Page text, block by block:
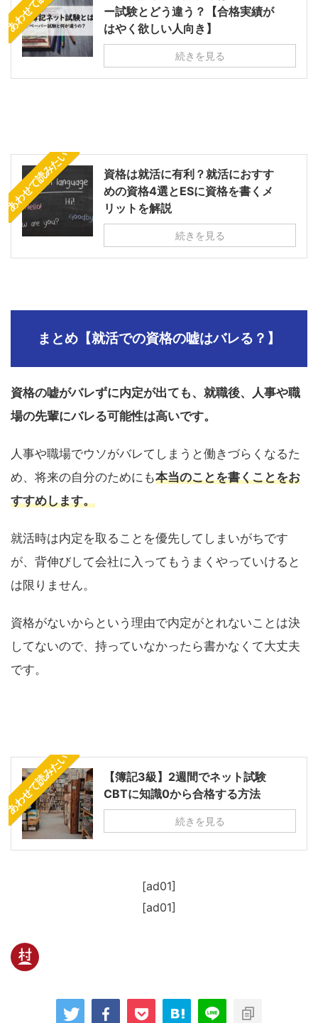
ー試験とどう違う？【合格実績が
はやく欲しい人向き】
続きを見る
あわせて読みたい
資格は就活に有利？就活におすす
めの資格4選とESに資格を書くメ
リットを解説
続きを見る
まとめ【就活での資格の嘘はバレる？】
資格の嘘がバレずに内定が出ても、就職後、人事や職
場の先輩にバレる可能性は高いです。
人事や職場でウソがバレてしまうと働きづらくなるた
め、将来の自分のためにも本当のことを書くことをお
すすめします。
就活時は内定を取ることを優先してしまいがちです
が、背伸びして会社に入ってもうまくやっていけると
は限りません。
資格がないからという理由で内定がとれないことは決
してないので、持っていなかったら書かなくて大丈夫
です。
あわせて読みたい
【簿記3級】2週間でネット試験
CBTに知識0から合格する方法
続きを見る
[ad01]
[ad01]